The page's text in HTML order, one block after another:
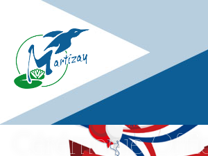
Cérémonie